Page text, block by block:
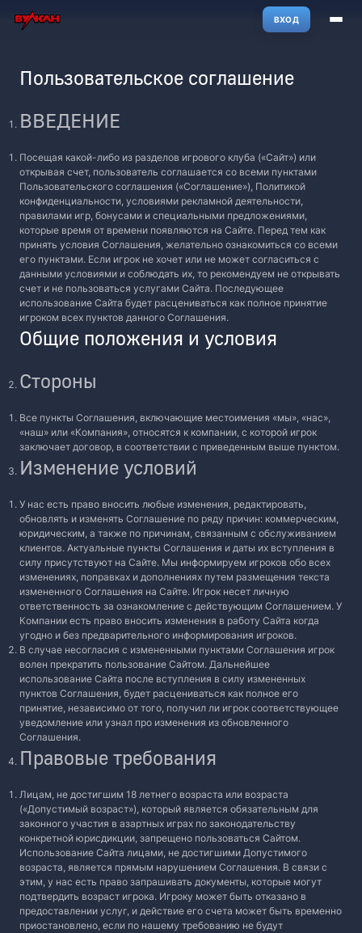
ВХОД
Пользовательское соглашение
ВВЕДЕНИЕ
Посещая какой-либо из разделов игрового клуба («Сайт») или
открывая счет, пользователь соглашается со всеми пунктами
Пользовательского соглашения («Соглашение»), Политикой
конфиденциальности, условиями рекламной деятельности,
правилами игр, бонусами и специальными предложениями,
которые время от времени появляются на Сайте. Перед тем как
принять условия Соглашения, желательно ознакомиться со всеми
его пунктами. Если игрок не хочет или не может согласиться с
данными условиями и соблюдать их, то рекомендуем не открывать
счет и не пользоваться услугами Сайта. Последующее
использование Сайта будет расцениваться как полное принятие
игроком всех пунктов данного Соглашения.
Общие положения и условия
Стороны
Все пункты Соглашения, включающие местоимения «мы», «нас»,
«наш» или «Компания», относятся к компании, с которой игрок
заключает договор, в соответствии с приведенным выше пунктом.
Изменение условий
У нас есть право вносить любые изменения, редактировать,
обновлять и изменять Соглашение по ряду причин: коммерческим,
юридическим, а также по причинам, связанным с обслуживанием
клиентов. Актуальные пункты Соглашения и даты их вступления в
силу присутствуют на Сайте. Мы информируем игроков обо всех
изменениях, поправках и дополнениях путем размещения текста
измененного Соглашения на Сайте. Игрок несет личную
ответственность за ознакомление с действующим Соглашением. У
Компании есть право вносить изменения в работу Сайта когда
угодно и без предварительного информирования игроков.
В случае несогласия c измененными пунктами Соглашения игрок
волен прекратить пользование Сайтом. Дальнейшее
использование Сайта после вступления в силу измененных
пунктов Соглашения, будет расцениваться как полное его
принятие, независимо от того, получил ли игрок соответствующее
уведомление или узнал про изменения из обновленного
Соглашения.
Правовые требования
Лицам, не достигшим 18 летнего возраста или возраста
(«Допустимый возраст»), который является обязательным для
законного участия в азартных играх по законодательству
конкретной юрисдикции, запрещено пользоваться Сайтом.
Использование Сайта лицами, не достигшими Допустимого
возраста, является прямым нарушением Соглашения. В связи с
этим, у нас есть право запрашивать документы, которые могут
подтвердить возраст игрока. Игроку может быть отказано в
предоставлении услуг, и действие его счета может быть временно
приостановлено, если по нашему требованию не будут